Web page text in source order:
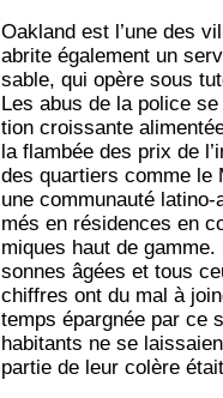
Oak­land est l’une des
abrite éga­le­ment un
sable, qui opère sous
Les abus de la police
tion crois­sante
la flam­bée des prix de
des quar­tiers comme le
une com­mu­nau­té
més en rési­dences en
miques haut de
sonnes âgées et tous
chiffres ont du mal à
temps épar­gnée par ce
habi­tants ne se
par­tie de leur colère